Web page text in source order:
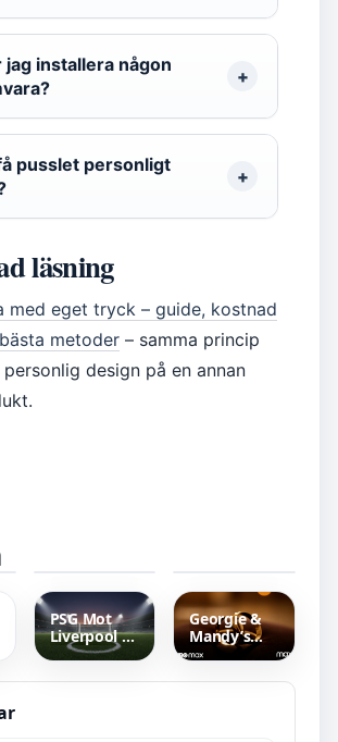
jag installera någon
pusslet personligt
läsning
med eget tryck – guide, kostnad
metoder – samma princip
personlig design på en annan
Perfekt
Resultat
toppmodeller
PSG Mot
Liverpool FC
– Strikt
Avgör
Georgie &
Mandy’s
First
Streama på